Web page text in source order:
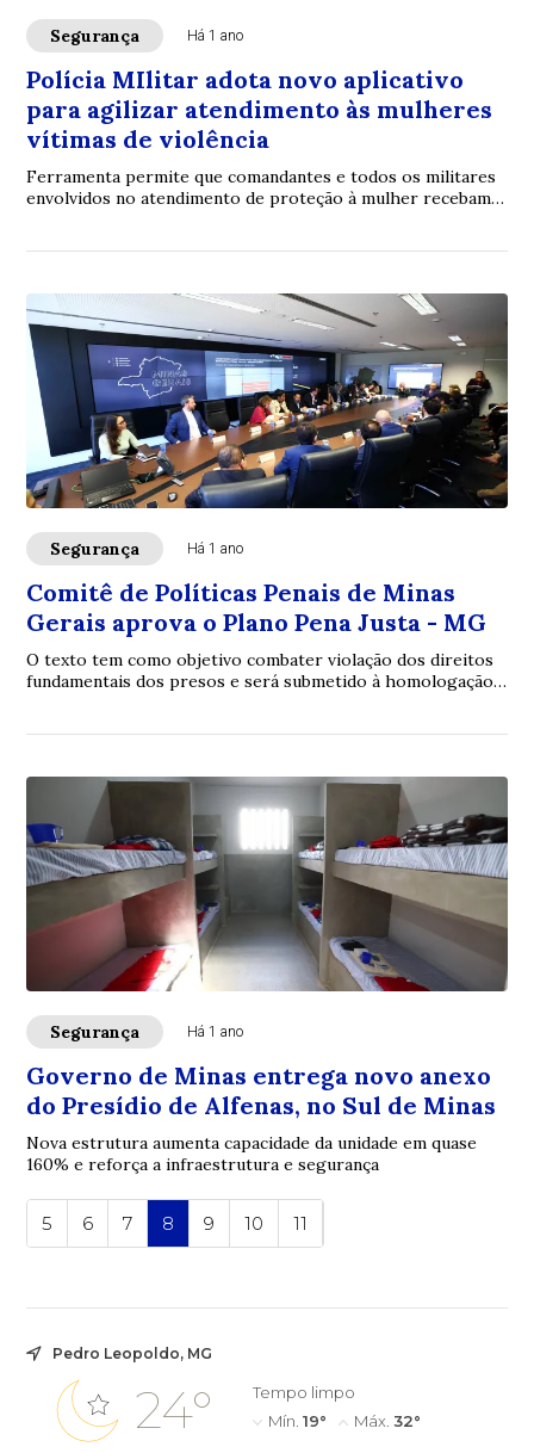
Segurança Há 1 ano
Polícia MIlitar adota novo aplicativo
para agilizar atendimento às mulheres
vítimas de violência
Ferramenta permite que comandantes e todos os militares
envolvidos no atendimento de proteção à mulher recebam,
Segurança Há 1 ano
Comitê de Políticas Penais de Minas
Gerais aprova o Plano Pena Justa - MG
O texto tem como objetivo combater violação dos direitos
fundamentais dos presos e será submetido à homologação
Segurança Há 1 ano
Governo de Minas entrega novo anexo
do Presídio de Alfenas, no Sul de Minas
Nova estrutura aumenta capacidade da unidade em quase
160% e reforça a infraestrutura e segurança
5 6 7 8 9 10 11
Pedro Leopoldo, MG
24°
Tempo limpo
Mín. 19° Máx. 32°